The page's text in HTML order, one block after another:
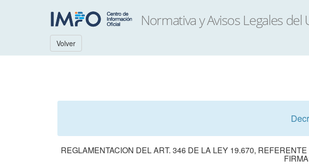
Volver
REGLAMENTACION DEL ART. 346 DE LA LEY 19.670,